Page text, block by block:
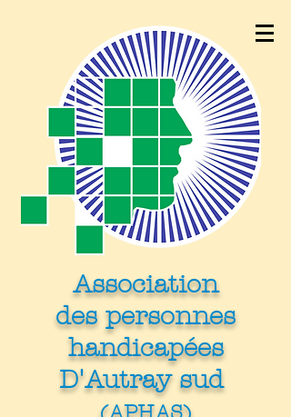
Association
des personnes
handicapées
D'Autray sud